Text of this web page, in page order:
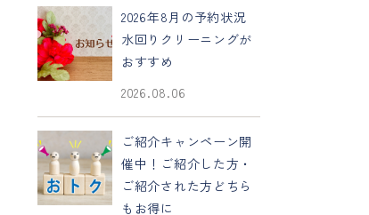
2026年8月の予約状況
水回りクリーニングが
おすすめ
2026.08.06
ご紹介キャンペーン開
催中！ご紹介した方・
ご紹介された方どちら
もお得に